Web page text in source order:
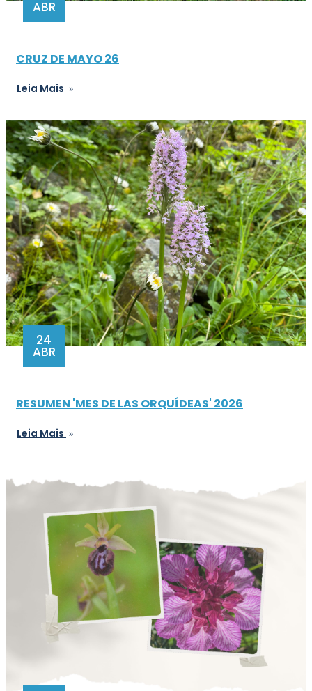
ABR
CRUZ DE MAYO 26
Leia Mais
24
ABR
RESUMEN 'MES DE LAS ORQUÍDEAS' 2026
Leia Mais